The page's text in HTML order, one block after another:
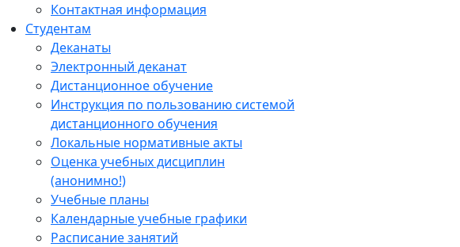
Контактная информация
Студентам
Деканаты
Электронный деканат
Дистанционное обучение
Инструкция по пользованию системой
дистанционного обучения
Локальные нормативные акты
Оценка учебных дисциплин
(анонимно!)
Учебные планы
Календарные учебные графики
Расписание занятий